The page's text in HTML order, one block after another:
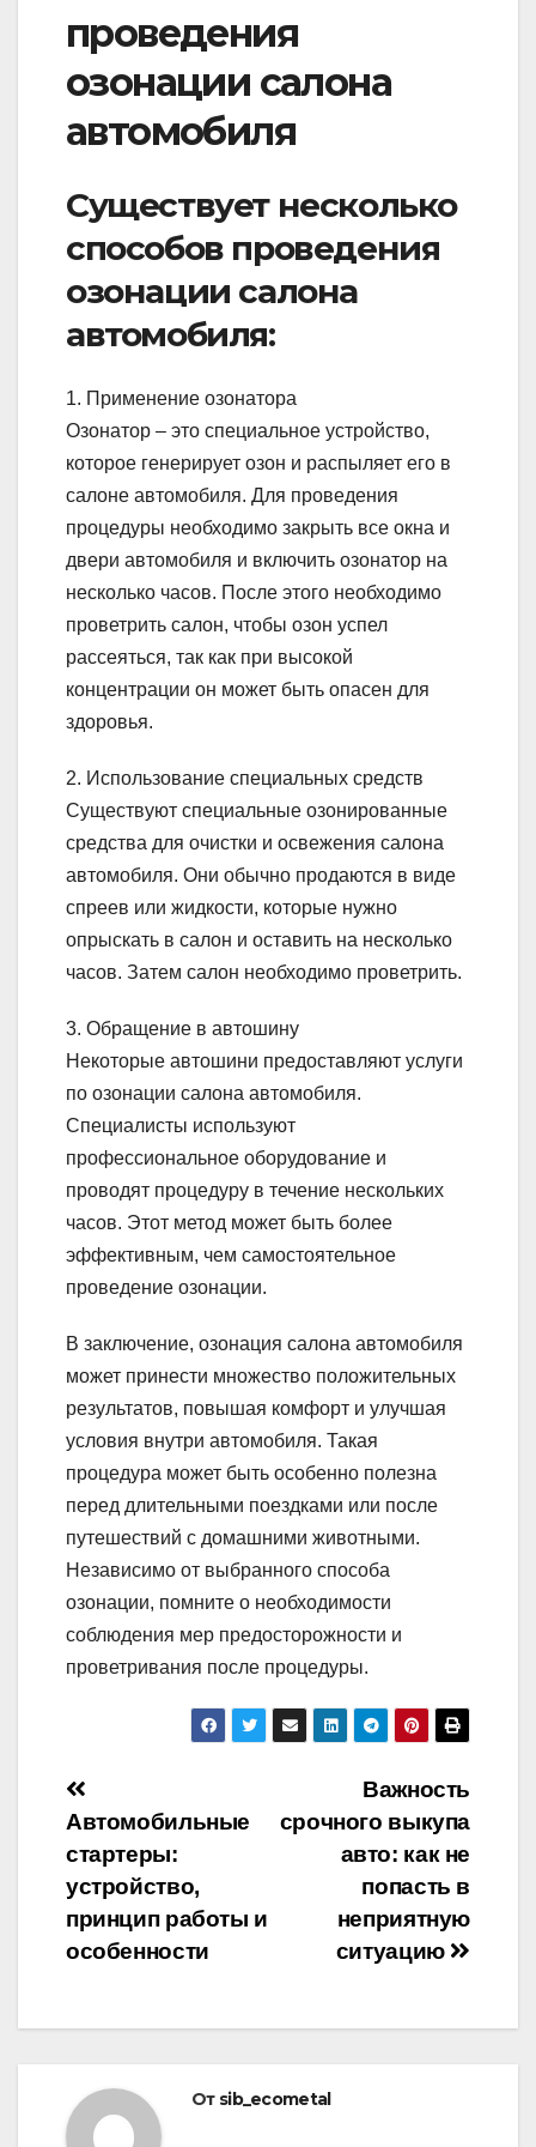
проведения
озонации салона
автомобиля
Существует несколько
способов проведения
озонации салона
автомобиля:
1. Применение озонатора
Озонатор – это специальное устройство,
которое генерирует озон и распыляет его в
салоне автомобиля. Для проведения
процедуры необходимо закрыть все окна и
двери автомобиля и включить озонатор на
несколько часов. После этого необходимо
проветрить салон, чтобы озон успел
рассеяться, так как при высокой
концентрации он может быть опасен для
здоровья.
2. Использование специальных средств
Существуют специальные озонированные
средства для очистки и освежения салона
автомобиля. Они обычно продаются в виде
спреев или жидкости, которые нужно
опрыскать в салон и оставить на несколько
часов. Затем салон необходимо проветрить.
3. Обращение в автошину
Некоторые автошини предоставляют услуги
по озонации салона автомобиля.
Специалисты используют
профессиональное оборудование и
проводят процедуру в течение нескольких
часов. Этот метод может быть более
эффективным, чем самостоятельное
проведение озонации.
В заключение, озонация салона автомобиля
может принести множество положительных
результатов, повышая комфорт и улучшая
условия внутри автомобиля. Такая
процедура может быть особенно полезна
перед длительными поездками или после
путешествий с домашними животными.
Независимо от выбранного способа
озонации, помните о необходимости
соблюдения мер предосторожности и
проветривания после процедуры.
Навигация
по
записям
Важность
срочного выкупа
авто: как не
попасть в
неприятную
ситуацию
Автомобильные
стартеры:
устройство,
принцип работы и
особенности
От sib_ecometal